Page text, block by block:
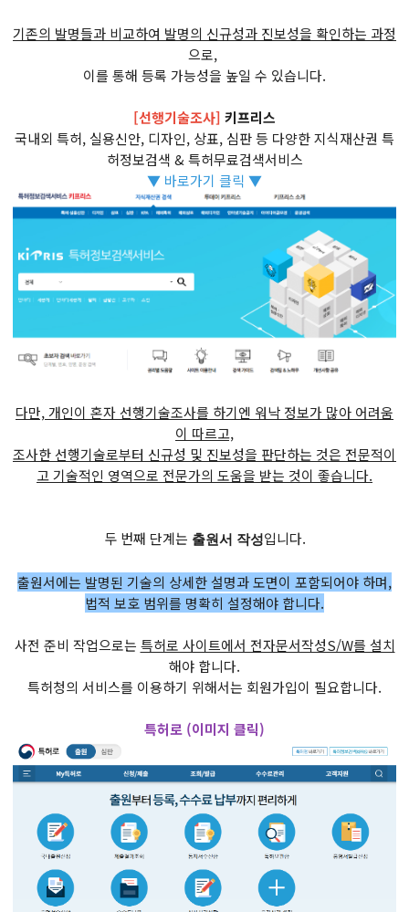
기존의 발명들과 비교하여 발명의 신규성과 진보성을 확인하는 과정
으로,
이를 통해 등록 가능성을 높일 수 있습니다.
[선행기술조사] 키프리스
국내외 특허, 실용신안, 디자인, 상표, 심판 등 다양한 지식재산권 특
허정보검색 & 특허무료검색서비스
▼ 바로가기 클릭 ▼
다만, 개인이 혼자 선행기술조사를 하기엔 워낙 정보가 많아 어려움
이 따르고,
조사한 선행기술로부터 신규성 및 진보성을 판단하는 것은 전문적이
고 기술적인 영역으로 전문가의 도움을 받는 것이 좋습니다.
두 번째 단계는 출원서 작성입니다.
출원서에는 발명된 기술의 상세한 설명과 도면이 포함되어야 하며,
법적 보호 범위를 명확히 설정해야 합니다.
사전 준비 작업으로는 특허로 사이트에서 전자문서작성S/W를 설치
해야 합니다.
​특허청의 서비스를 이용하기 위해서는 회원가입이 필요합니다.
특허로 (이미지 클릭)